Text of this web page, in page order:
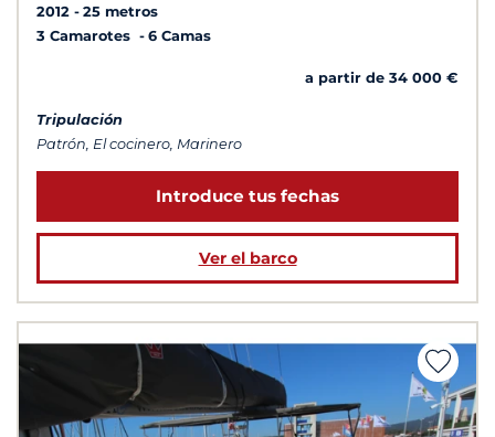
2012
25 metros
3 Camarotes
6 Camas
a partir de 34 000 €
Tripulación
Patrón, El cocinero, Marinero
Introduce tus fechas
Ver el barco